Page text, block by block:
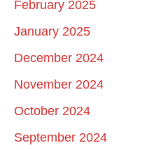
February 2025
January 2025
December 2024
November 2024
October 2024
September 2024